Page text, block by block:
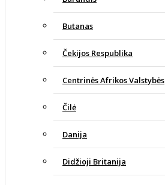
Butanas
Čekijos Respublika
Centrinės Afrikos Valstybės
Čilė
Danija
Didžioji Britanija